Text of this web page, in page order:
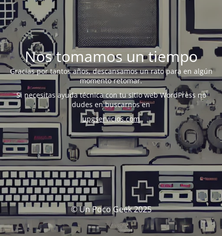
Nos tomamos un tiempo
Gracias por tantos años, descansamos un rato para en algún
momento retomar.
Si necesitas ayuda técnica con tu sitio web WordPress no
dudes en buscarnos en
upgservicios.com
© Un Poco Geek 2025